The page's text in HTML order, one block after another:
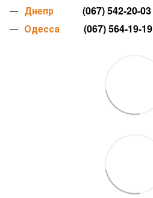
Днепр (067) 542-20-03
Одесса (067) 564-19-19